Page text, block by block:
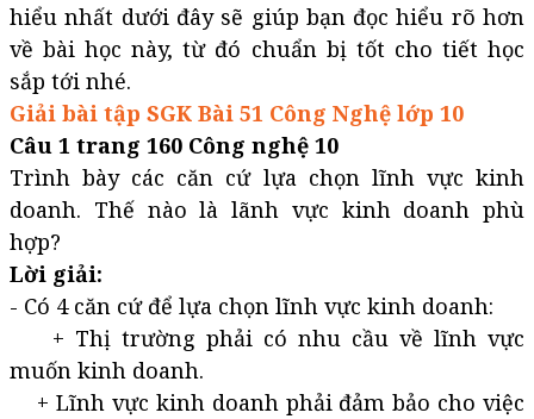
hiểu nhất dưới đây sẽ giúp bạn đọc hiểu rõ hơn
về bài học này, từ đó chuẩn bị tốt cho tiết học
sắp tới nhé.
Giải bài tập SGK Bài 51 Công Nghệ lớp 10
Câu 1 trang 160 Công nghệ 10
Trình bày các căn cứ lựa chọn lĩnh vực kinh
doanh. Thế nào là lãnh vực kinh doanh phù
hợp?
Lời giải:
- Có 4 căn cứ để lựa chọn lĩnh vực kinh doanh:
+ Thị trường phải có nhu cầu về lĩnh vực
muốn kinh doanh.
+ Lĩnh vực kinh doanh phải đảm bảo cho việc